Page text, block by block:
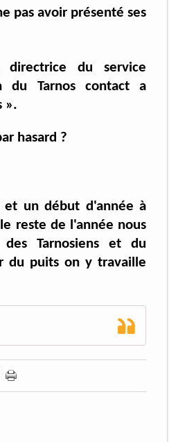
pas avoir présenté ses
du service
Tarnos contact a
».
hasard ?
et un début d'année à
reste de l'année nous
Tarnosiens et du
du puits on y travaille